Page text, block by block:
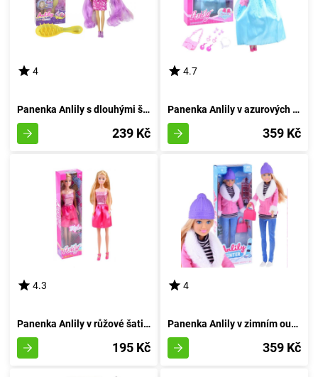
4
Panenka Anlily s dlouhými švestkovými vlákny
239 Kč
4.7
Panenka Anlily v azurových večerních šatech
359 Kč
4.3
Panenka Anlily v růžové šatičce
195 Kč
4
Panenka Anlily v zimním outfitu
359 Kč